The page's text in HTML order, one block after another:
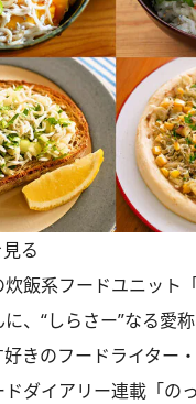
る
飯系フードユニット
、“しらさー”なる愛
きのフードライター
ダイアリー連載「の